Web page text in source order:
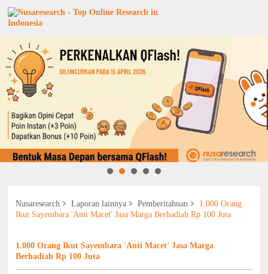
Nusaresearch Laporan lainnya Pemberitahuan
1.000 Orang
Ikut Sayembara 'Anti Macet' Jasa Marga Berhadiah Rp 100 Juta
1.000 Orang Ikut Sayembara 'Anti Macet' Jasa Marga
Berhadiah Rp 100 Juta